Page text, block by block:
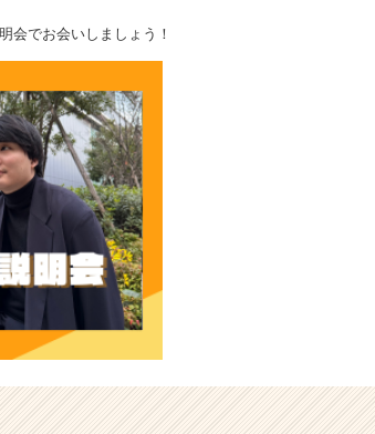
会でお会いしましょう！